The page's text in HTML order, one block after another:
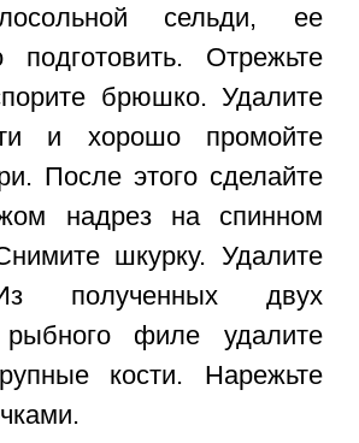
сельди, ее
подготовить. Отрежьте
брюшко. Удалите
и хорошо промойте
После этого сделайте
надрез на спинном
шкурку. Удалите
полученных двух
рыбного филе удалите
кости. Нарежьте